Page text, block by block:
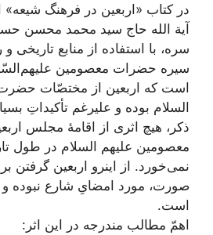
در کتاب «اربعین در فرهنگ
آیة الله حاج سید محمد محسن
سره، با استفاده از منابع تاريخى
سيره حضرات معصومين
است که اربعین از مختصّات حضرت
السلام بوده و علیرغم تأکیداتِ
ذکر، هیچ اثری از اقامۀ مجلس
معصومین علیهم السلام در طول
نمى‌‏خورد. از اینرو اربعين گرفتن
صورت، مورد امضایِ شارع نبوده
است.
اهمّ مطالب مندرجه در این اثر: